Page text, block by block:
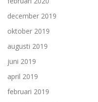
december 2019
oktober 2019
augusti 2019
juni 2019
april 2019
februari 2019